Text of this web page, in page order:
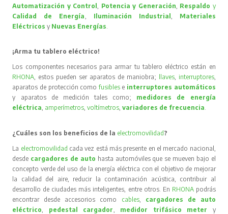
Automatización y Control
Potencia y Generación Respaldo y
Calidad de Energía
Iluminación Industrial
Materiales
Eléctricos y Nuevas Energías
¡Arma tu tablero eléctrico!
Los componentes necesarios para armar tu tablero eléctrico están en
RHONA , estos pueden ser aparatos de maniobra; llaves, interruptores,
aparatos de protección comofusibles e interruptores automáticos
y aparatos de medición tales como; medidores de energía
eléctrica amperímetros ,voltímetros ,variadores de frecuencia
¿Cuáles son los beneficios de la electromovilidad?
La electromovilidad cada vez está más presente en el mercado nacional,
desde cargadores de auto hasta automóviles que se mueven bajo el
concepto verde del uso de la energía eléctrica con el objetivo de mejorar
la calidad del aire, reducir la contaminación acústica, contribuir al
desarrollo de ciudades más inteligentes, entre otros. En RHONA podrás
encontrar desde accesorios como cables, cargadores de auto
eléctrico
pedestal cargador medidor trifásico meter
y